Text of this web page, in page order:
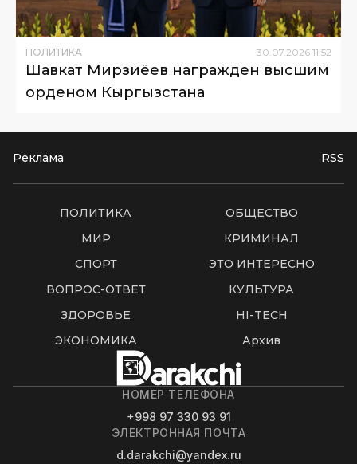
ПОЛИТИКА 30 07 2026 11:52
Шавкат Мирзиёев награжден высшим
орденом Кыргызстана
Реклама RSS
ПОЛИТИКА
ОБЩЕСТВО
МИР
КРИМИНАЛ
СПОРТ
ЭТО ИНТЕРЕСНО
ВОПРОС-ОТВЕТ
КУЛЬТУРА
ЗДОРОВЬЕ
HI-TECH
ЭКОНОМИКА
Архив
НОМЕР ТЕЛЕФОНА
+998 97 330 93 91
ЭЛЕКТРОННАЯ ПОЧТА
d.darakchi@yandex.ru